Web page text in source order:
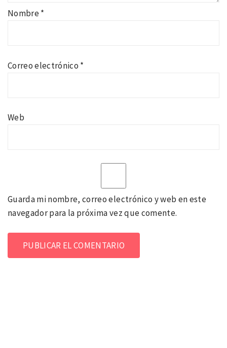
Nombre*
Correo electrónico *
Web
Guarda mi nombre, correo electrónico y web en este
navegador para la próxima vez que comente.